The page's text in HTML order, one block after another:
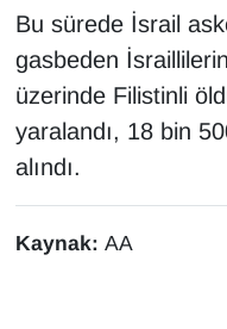
Bu sürede İsrail
gasbeden
üzerinde Filistinli
yaralandı, 18 bin
alındı.
Kaynak: AA